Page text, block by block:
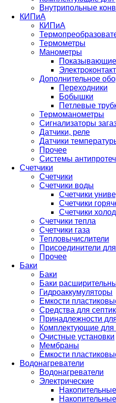
Внутрипольные
КИПиА
КИПиА
Термометры
Манометры
Показывающие
Дополнительное
Переходники
Бобышки
Петлевые
Термоманометры
Сигнализаторы
Датчики, реле
Датчики
Прочее
Системы
Счетчики
Счетчики
Счетчики воды
Счетчики
Счетчики
Счетчики
Счетчики тепла
Счетчики газа
Тепловычислители
Присоединители
Прочее
Баки
Баки
Баки
Гидроаккумуляторы
Емкости
Средства для
Принадлежности
Комплектующие для
Очистные установки
Мембраны
Ёмкости
Водонагреватели
Водонагреватели
Электрические